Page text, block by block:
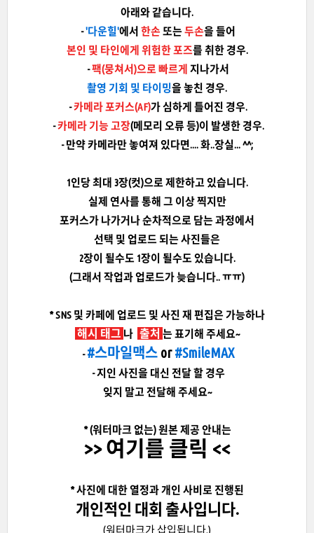
아래와 같습니다.
-'다운힐'에서 한손또는두손을 들어
본인 및 타인에게 위험한 포즈를 취한 경우.
-팩(뭉쳐서)으로 빠르게 지나가서
촬영 기회 및 타이밍을 놓친 경우.
-카메라 포커스(AF)가 심하게 틀어진 경우.
-카메라 기능 고장(메모리 오류 등)이 발생한 경우.
- 만약 카메라만 놓여져 있다면.... 화..장실... ^^;
1인당 최대 3장(컷)으로 제한하고 있습니다.
실제 연사를 통해 그 이상 찍지만
포커스가 나가거나 순차적으로 담는 과정에서
선택 및 업로드 되는 사진들은
2장이 될수도 1장이 될수도 있습니다.
(그래서 작업과 업로드가 늦습니다.. ㅠㅠ)
* SNS 및 카페에 업로드 및 사진 재 편집은 가능하나
해시 태그 나 출처 는 표기해 주세요~
-#스마일맥스 or#SmileMAX
- 지인 사진을 대신 전달 할 경우
잊지 말고 전달해 주세요~
*(워터마크 없는)원본 제공 안내는
>> 여기를 클릭 <<
* 사진에 대한 열정과 개인 사비로 진행된
개인적인 대회 출사입니다.
(워터마크가 삽입됩니다.)